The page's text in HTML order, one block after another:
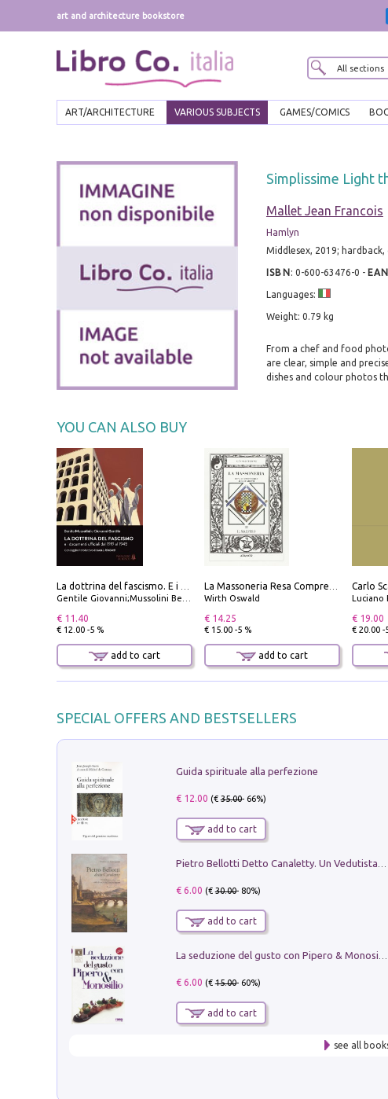
art and architecture bookstore
ART/ARCHITECTURE VARIOUS SUBJECTS GAMES/COMICS
Simplissime Light
Mallet Jean Francois
Hamlyn
Middlesex, 2019; hardback,
ISBN : 0-600-63476-0 -
Languages:
Weight: 0.79 kg
From a chef and food
are clear, simple and
dishes and colour photos
YOU CAN ALSO BUY
Gentile Giovanni;Mussolini Benito
€ 11.40
€ 12.00 -5 %
add to cart
Wirth Oswald
€ 14.25
€ 15.00 -5 %
add to cart
Luciano
€ 19.00
€ 20.00 -
SPECIAL OFFERS AND BESTSELLERS
Guida spirituale alla perfezione
€ 12.00 (€35.00- 66%)
add to cart
€ 6.00 (€30.00- 80%)
add to cart
€ 6.00 (€15.00- 60%)
add to cart
see all